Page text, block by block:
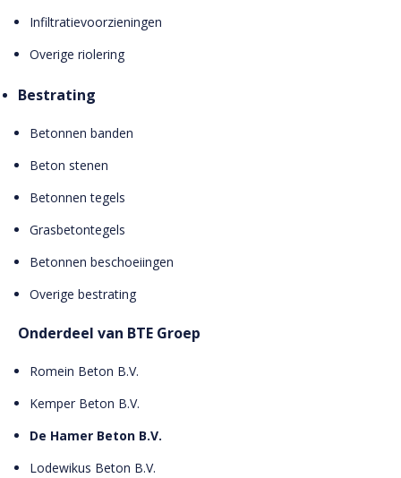
Infiltratievoorzieningen
Overige riolering
Bestrating
Betonnen banden
Beton stenen
Betonnen tegels
Grasbetontegels
Betonnen beschoeiingen
Overige bestrating
Onderdeel van BTE Groep
Romein Beton B.V.
Kemper Beton B.V.
De Hamer Beton B.V.
Lodewikus Beton B.V.